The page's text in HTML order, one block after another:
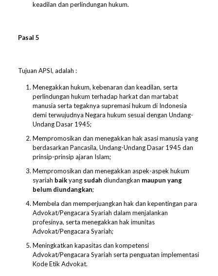
keadilan dan perlindungan hukum.
Pasal 5
Tujuan APSI, adalah :
Menegakkan hukum, kebenaran dan keadilan, serta
perlindungan hukum terhadap harkat dan martabat
manusia serta tegaknya supremasi hukum di Indonesia
demi terwujudnya Negara hukum sesuai dengan Undang-
Undang Dasar 1945;
Mempromosikan dan menegakkan hak asasi manusia yang
berdasarkan Pancasila, Undang-Undang Dasar 1945 dan
prinsip-prinsip ajaran Islam;
Mempromosikan dan menegakkan aspek-aspek hukum
syariah baikyang sudah diundangkan maupun yang
belum diundangkan;
Membela dan memperjuangkan hak dan kepentingan para
Advokat/Pengacara Syariah dalam menjalankan
profesinya, serta menegakkan hak imunitas
Advokat/Pengacara Syariah;
Meningkatkan kapasitas dan kompetensi
Advokat/Pengacara Syariah serta penguatan implementasi
Kode Etik Advokat.